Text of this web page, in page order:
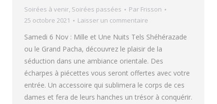
Soirées à venir, Soirées passées Par Frisson
25 octobre 2021
Laisser un commentaire
Samedi 6 Nov : Mille et Une Nuits Tels Shéhérazade
ou le Grand Pacha, découvrez le plaisir de la
séduction dans une ambiance orientale. Des
écharpes à piécettes vous seront offertes avec votre
entrée. Un accessoire qui sublimera le corps de ces
dames et fera de leurs hanches un trésor à conquérir.